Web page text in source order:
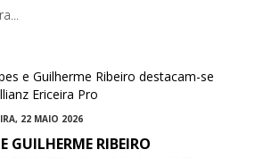
22 MAIO 2026
GUILHERME RIBEIRO